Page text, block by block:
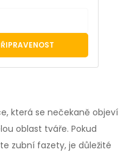
která se nečekaně objeví
oblast tváře. Pokud
zubní fazety, je důležité